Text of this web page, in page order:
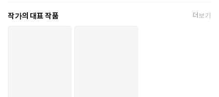
작가의 대표 작품 더보기